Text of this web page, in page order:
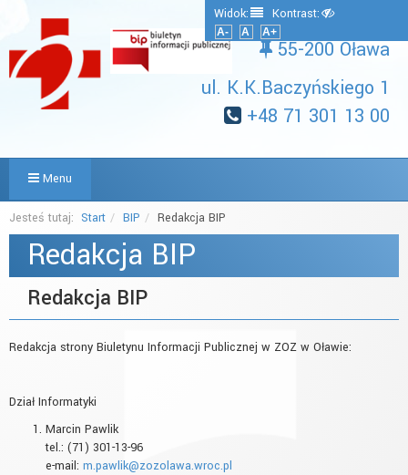
Widok: Kontrast:
A- A A+
55-200 Oława
ul. K.K.Baczyńskiego 1
+48 71 301 13 00
Menu
Jesteś tutaj: Start BIP Redakcja BIP
Redakcja BIP
Redakcja BIP
Redakcja strony Biuletynu Informacji Publicznej w ZOZ w Oławie:
Dział Informatyki
Marcin Pawlik
tel.: (71) 301-13-96
e-mail: